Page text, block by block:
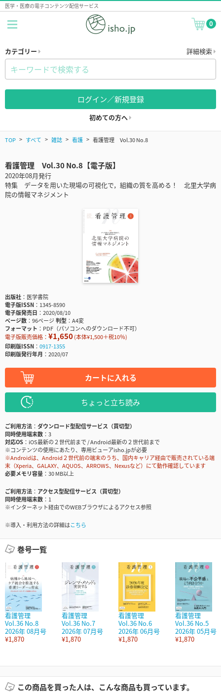
医学・医療の電子コンテンツ配信サービス
0
カテゴリー 詳細検索
ログイン／新規登録
初めての方へ
TOP すべて 雑誌 看護 看護管理 Vol.30 No.8
看護管理 Vol.30 No.8【電子版】
2020年08月発行
特集 データを用いた現場の可視化で，組織の質を高める！ 北里大学病
院の情報マネジメント
出版社
医学書院
電子版ISSN
1345-8590
電子版発売日
2020/08/10
ページ数
96ページ判型
A4変
フォーマット
PDF（パソコンへのダウンロード不可）
電子版販売価格： ¥1,650(本体¥1,500＋税10％)
印刷版ISSN
0917-1355
印刷版発行年月
2020/07
カートに入れる
ちょっと立ち読み
ご利用方法
ダウンロード型配信サービス（買切型）
同時使用端末数
3
対応OS
iOS最新の２世代前まで / Android最新の２世代前まで
※コンテンツの使用にあたり、専用ビューアisho.jpが必要
※Androidは、Android２世代前の端末のうち、国内キャリア経由で販売されている端
末（Xperia、GALAXY、AQUOS、ARROWS、Nexusなど）にて動作確認しています
必要メモリ容量
30 MB以上
ご利用方法
アクセス型配信サービス（買切型）
同時使用端末数
1
※インターネット経由でのWEBブラウザによるアクセス参照
※導入・利用方法の詳細はこちら
巻号一覧
看護管理
Vol.36 No.8
2026年 08月号
¥1,870
看護管理
Vol.36 No.7
2026年 07月号
¥1,870
看護管理
Vol.36 No.6
2026年 06月号
¥1,870
看護管理
Vol.36 No.5
2026年 05月号
¥1,870
この商品を買った人は、こんな商品も買っています。